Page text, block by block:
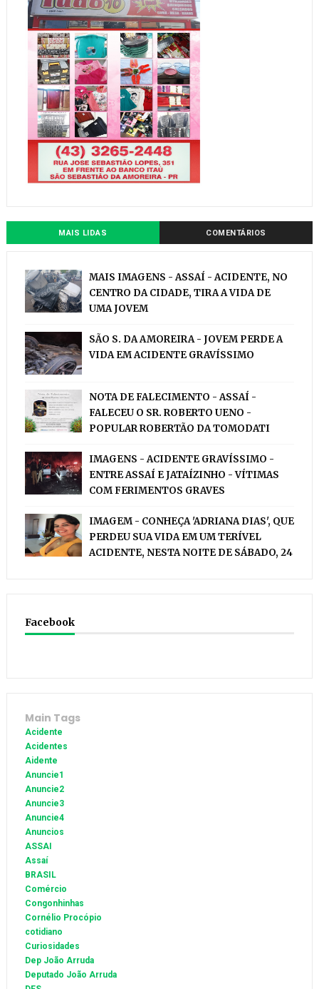
MAIS LIDAS COMENTÁRIOS
MAIS IMAGENS - ASSAÍ - ACIDENTE, NO
CENTRO DA CIDADE, TIRA A VIDA DE
UMA JOVEM
SÃO S. DA AMOREIRA - JOVEM PERDE A
VIDA EM ACIDENTE GRAVÍSSIMO
NOTA DE FALECIMENTO - ASSAÍ -
FALECEU O SR. ROBERTO UENO -
POPULAR ROBERTÃO DA TOMODATI
IMAGENS - ACIDENTE GRAVÍSSIMO -
ENTRE ASSAÍ E JATAÍZINHO - VÍTIMAS
COM FERIMENTOS GRAVES
IMAGEM - CONHEÇA 'ADRIANA DIAS', QUE
PERDEU SUA VIDA EM UM TERÍVEL
ACIDENTE, NESTA NOITE DE SÁBADO, 24
Facebook
Main Tags
Acidente
Acidentes
Aidente
Anuncie1
Anuncie2
Anuncie3
Anuncie4
Anuncios
ASSAI
Assaí
BRASIL
Comércio
Congonhinhas
Cornélio Procópio
cotidiano
Curiosidades
Dep João Arruda
Deputado João Arruda